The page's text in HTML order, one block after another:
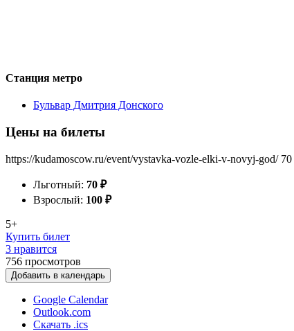
Станция метро
Бульвар Дмитрия Донского
Цены на билеты
https://kudamoscow.ru/event/vystavka-vozle-elki-v-novyj-god/ 70
Льготный: 70 ₽
Взрослый: 100 ₽
5+
Купить билет
3 нравится
756 просмотров
Добавить в календарь
Google Calendar
Outlook.com
Скачать .ics